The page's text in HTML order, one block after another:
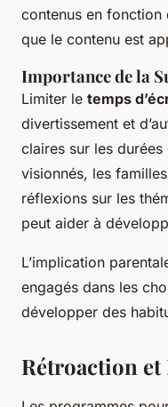
contenus en fonction
que le contenu est
Importance de la
Limiter le temps
divertissement et
claires sur les
visionnés, les
réflexions sur les
peut aider à
L’implication
engagés dans les
développer des
Rétroaction et